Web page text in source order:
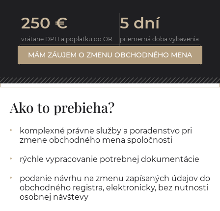
250 €
vrátane DPH a poplatku do OR
5 dní
priemerná doba vybavenia
MÁM ZÁUJEM O ZMENU OBCHODNÉHO MENA
Ako to prebieha?
komplexné právne služby a poradenstvo pri
zmene obchodného mena spoločnosti
rýchle vypracovanie potrebnej dokumentácie
podanie návrhu na zmenu zapísaných údajov do
obchodného registra, elektronicky, bez nutnosti
osobnej návštevy